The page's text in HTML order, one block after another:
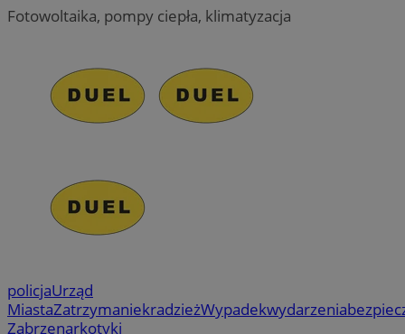
Fotowoltaika, pompy ciepła, klimatyzacja
policjaUrząd
MiastaZatrzymaniekradzieżWypadekwydarzenia
Zabrzenarkotyki